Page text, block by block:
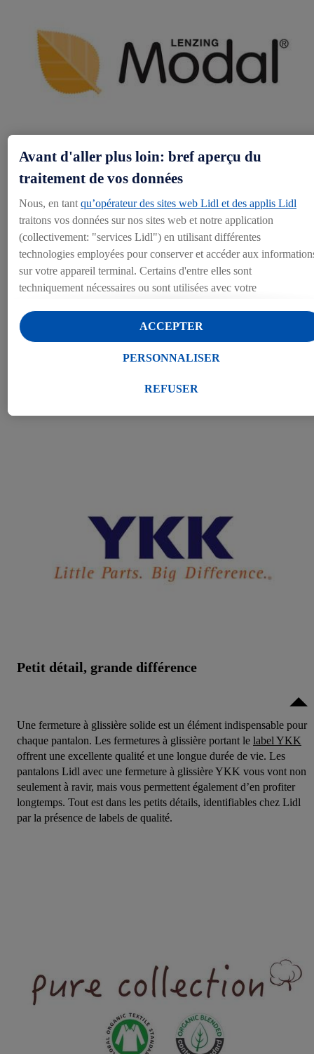
De l'arbre à la fibre
Les vêtements étiquetés avec lelabel Lenzing Modalcontiennent
des fibres naturelles qui proviennent du bois. Le processus de
traitement spécifique et l’origine des fibres confèrent aux textiles
Lidl portant ce label un net avantage, à savoir une meilleure
contenant d’autres fibres végétales Le textile Modal est
particulièrement écologique et doux pour les peaux sensibles. En
résumé, ce label de qualité est durable, doux pour la peau et
Petit détail, grande différence
Une fermeture à glissière solide est un élément indispensable pour
chaque pantalon. Les fermetures à glissière portant le label YKK
offrent une excellente qualité et une longue durée de vie. Les
pantalons Lidl avec une fermeture à glissière YKK vous vont non
seulement à ravir, mais vous permettent également d’en profiter
longtemps. Tout est dans les petits détails, identifiables chez Lidl
par la présence de labels de qualité.
Avant d'aller plus loin: bref aperçu du
traitement de vos données
Nous, en tant qu’opérateur des sites web Lidl et des applis Lidl
traitons vos données sur nos sites web et notre application
(collectivement: "services Lidl") en utilisant différentes
technologies employées pour conserver et accéder aux
sur votre appareil terminal. Certains d'entre elles sont
techniquement nécessaires ou sont utilisées avec votre
statistiques ou pour des publicités personnalisées au sein et en
dehors des services Lidl. Si vous participez au programme Lidl
Plus, les données issues de votre comportement d’achat en
Sous « Personnaliser », vous pouvez autoriser des finalités
de révoquer votre consentement à tout moment avec effet pour
l’avenir dans notredéclaration relative à la protection des données
Vous trouverez les impressions ici.
REFUSER
PERSONNALISER
ACCEPTER